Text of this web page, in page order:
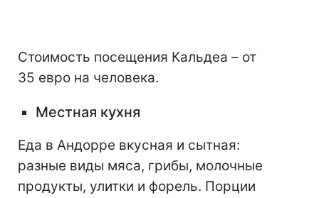
Стоимость посещения Кальдеа – от
35 евро на человека.
Местная кухня
Еда в Андорре вкусная и сытная:
разные виды мяса, грибы, молочные
продукты, улитки и форель. Порции